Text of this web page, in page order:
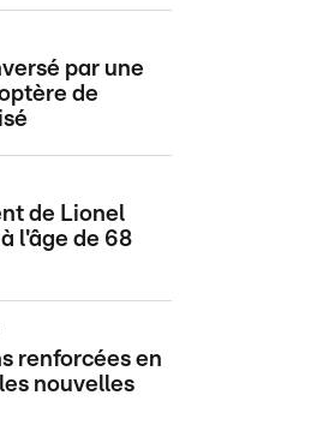
par une
de
de Lionel
l'âge de 68
renforcées en
nouvelles